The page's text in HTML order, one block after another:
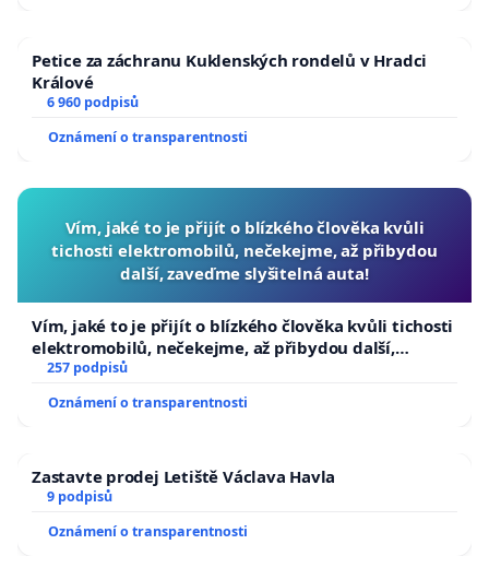
Petice za záchranu Kuklenských rondelů v Hradci
Králové
6 960 podpisů
Oznámení o transparentnosti
Vím, jaké to je přijít o blízkého člověka kvůli
tichosti elektromobilů, nečekejme, až přibydou
další, zaveďme slyšitelná auta!
Vím, jaké to je přijít o blízkého člověka kvůli tichosti
elektromobilů, nečekejme, až přibydou další,
zaveďme slyšitelná auta!
257 podpisů
Oznámení o transparentnosti
Zastavte prodej Letiště Václava Havla
9 podpisů
Oznámení o transparentnosti